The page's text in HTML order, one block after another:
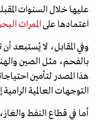
عليها خلال السنوات
اعتمادها على الممرات
وفي المقابل، لا يُستبعد
بالفحم، مثل الصين
هذا المصدر لتأمين
التوجهات العالمية
أما في قطاع النفط